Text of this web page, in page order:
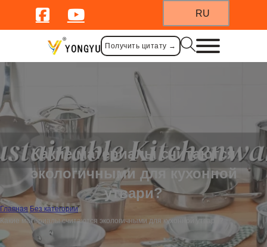
RU
Получить цитату →
Какие материалы считаются
экологичными для кухонной
утвари?
Главная/Без категории/
Какие материалы считаются экологичными для кухонной утвари?